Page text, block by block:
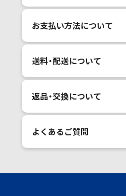
お支払い方法について
送料・配送について
返品・交換について
よくあるご質問